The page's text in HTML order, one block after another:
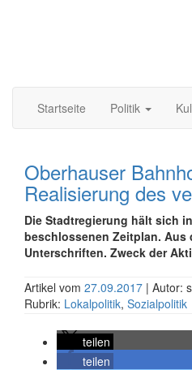
Startseite
Politik
Oberhauser
Realisierung des
Die Stadtregierung hält sich
beschlossenen Zeitplan. Aus
Unterschriften. Zweck der
Artikel vom 27.09.2017 | Autor:
Rubrik: Lokalpolitik, Sozialpolitik
teilen
teilen